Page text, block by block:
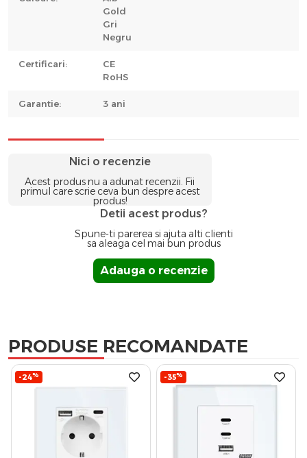
Gold
Gri
Negru
Certificari:
CE
RoHS
Garantie: 3 ani
Nici o recenzie
Acest produs nu a adunat recenzii. Fii
primul care scrie ceva bun despre acest
produs!
Detii acest produs?
Spune-ti parerea si ajuta alti clienti
sa aleaga cel mai bun produs
Adauga o recenzie
PRODUSE RECOMANDATE
-24% -35%